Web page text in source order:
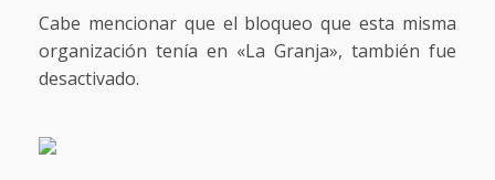
Cabe mencionar que el bloqueo que esta misma
organización tenía en «La Granja», también fue
desactivado.